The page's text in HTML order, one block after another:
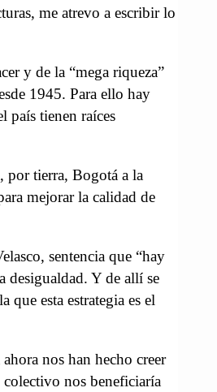
me atrevo a escribir lo
y de la “mega riqueza”
1945. Para ello hay
país tienen raíces
por tierra, Bogotá a la
mejorar la calidad de
sentencia que “hay
desigualdad. Y de allí se
esta estrategia es el
nos han hecho creer
nos beneficiaría